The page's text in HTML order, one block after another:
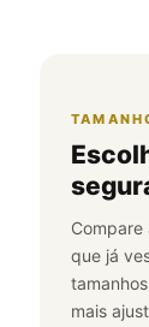
Compare
que já
mais